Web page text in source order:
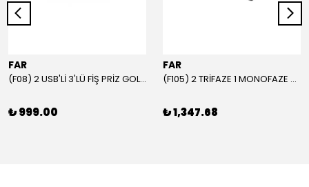
FAR
(F08) 2 USB'Lİ 3'LÜ FİŞ PRİZ GOLYAT
₺ 999.00
FAR
(F105) 2 TRİFAZE 1 MONOFAZE GRUP PRİZ
₺ 1,347.68